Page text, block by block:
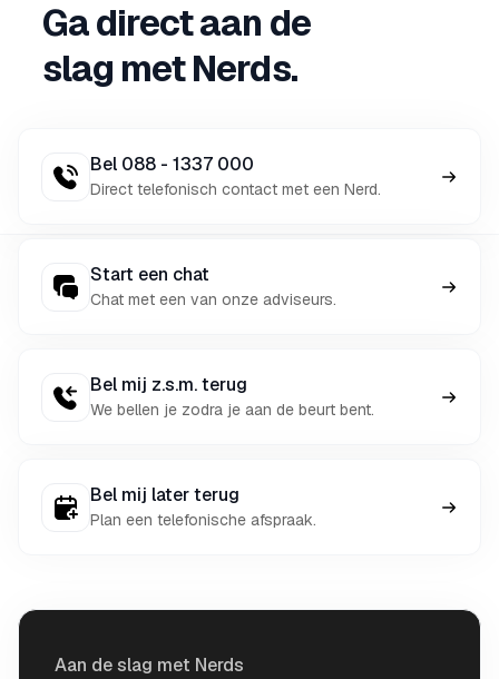
Ga direct aan de
slag met Nerds.
Bel 088 - 1337 000
Direct telefonisch contact met een Nerd.
Start een chat
Chat met een van onze adviseurs.
Bel mij z.s.m. terug
We bellen je zodra je aan de beurt bent.
Bel mij later terug
Plan een telefonische afspraak.
Aan de slag met Nerds